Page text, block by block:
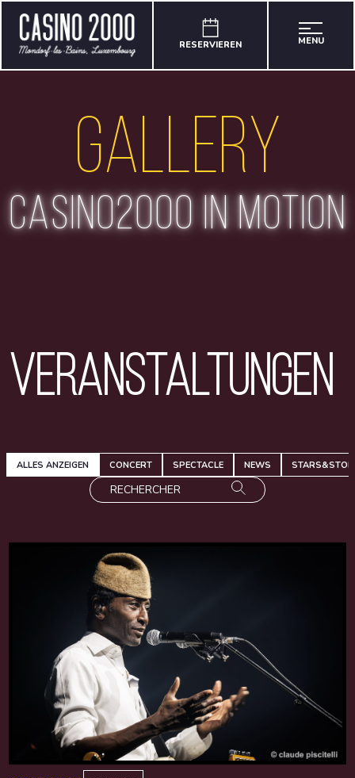
RESERVIEREN MENU
Gallery
casino2000 in motion
Veranstaltungen
ALLES ANZEIGEN CONCERT SPECTACLE NEWS